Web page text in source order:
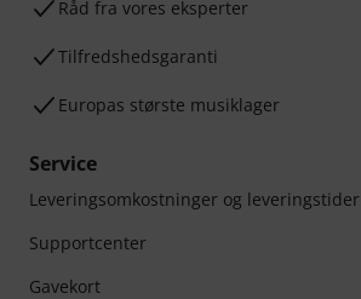
Råd fra vores eksperter
Tilfredshedsgaranti
Europas største musiklager
Service
Leveringsomkostninger og leveringstider
Supportcenter
Gavekort